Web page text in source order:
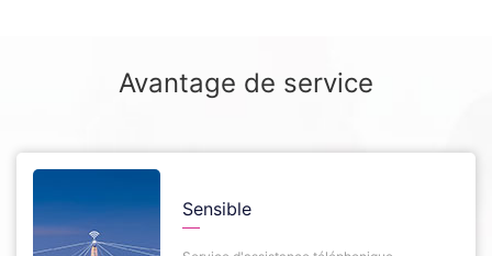
Avantage de service
Sensible